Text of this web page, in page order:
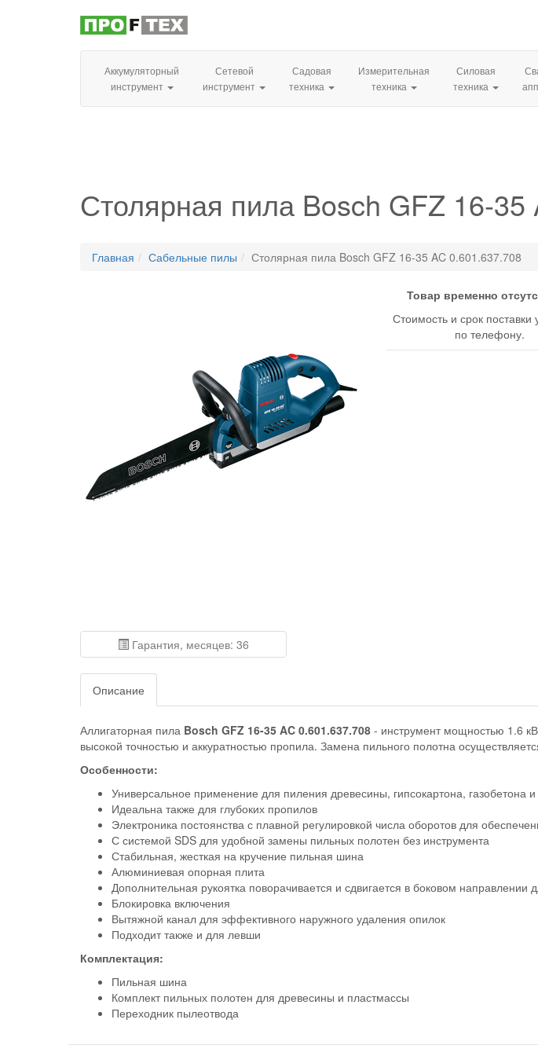
Аккумуляторный
инструмент
Сетевой
инструмент
Садовая
техника
Измерительная
техника
Силовая
техника
Столярная пила Bosch GFZ 16-35
Главная Сабельные пилы Столярная пила Bosch GFZ 16-35 AC 0.601.637.708
Товар временно
Стоимость и срок поставки
по телефону.
Гарантия, месяцев: 36
Описание
Аллигаторная пила Bosch GFZ 16-35 AC 0.601.637.708 - инструмент мощностью 1.6
высокой точностью и аккуратностью пропила. Замена пильного полотна
Особенности:
Универсальное применение для пиления древесины, гипсокартона, газобетона и
Идеальна также для глубоких пропилов
Электроника постоянства с плавной регулировкой числа оборотов для
С системой SDS для удобной замены пильных полотен без инструмента
Стабильная, жесткая на кручение пильная шина
Алюминиевая опорная плита
Дополнительная рукоятка поворачивается и сдвигается в боковом
Блокировка включения
Вытяжной канал для эффективного наружного удаления опилок
Подходит также и для левши
Комплектация:
Пильная шина
Комплект пильных полотен для древесины и пластмассы
Переходник пылеотвода